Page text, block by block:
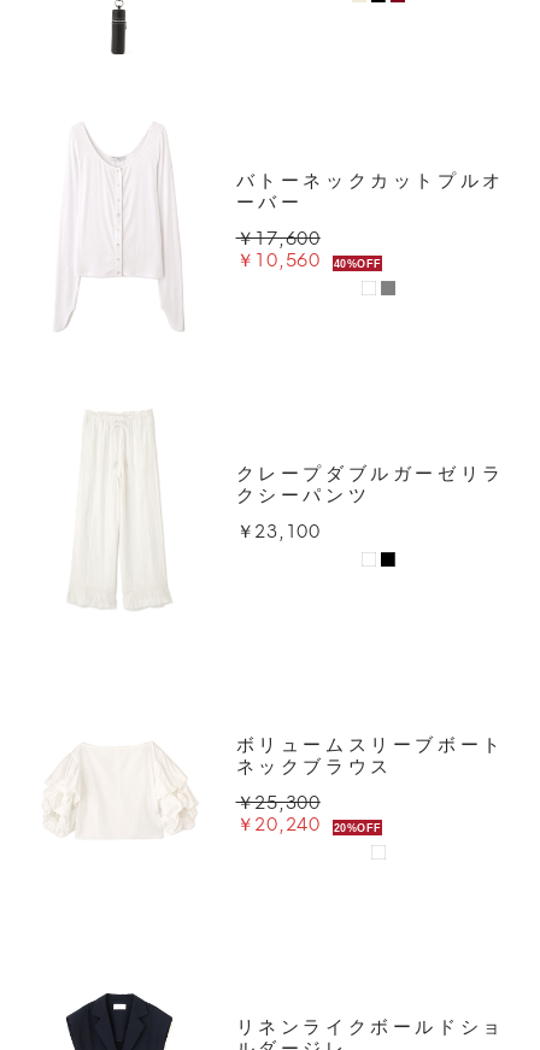
バトーネックカットプルオ
ーバー
￥17,600
￥10,560 40%OFF
クレープダブルガーゼリラ
クシーパンツ
￥23,100
ボリュームスリーブボート
ネックブラウス
￥25,300
￥20,240 20%OFF
リネンライクボールドショ